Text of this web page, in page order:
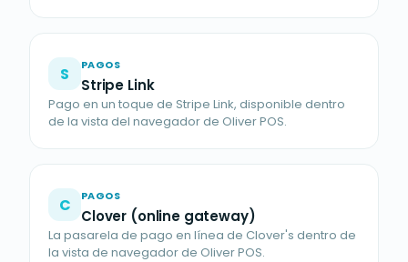
S PAGOS
Stripe Link
Pago en un toque de Stripe Link, disponible dentro
de la vista del navegador de Oliver POS.
C PAGOS
Clover (online gateway)
La pasarela de pago en línea de Clover's dentro de
la vista de navegador de Oliver POS.